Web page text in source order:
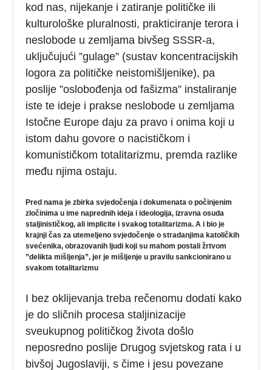
kod nas, nijekanje i zatiranje političke ili
kulturološke pluralnosti, prakticiranje terora i
neslobode u zemljama bivšeg SSSR-a,
uključujući ”gulage” (sustav koncentracijskih
logora za političke neistomišljenike), pa
poslije ”oslobođenja od fašizma” instaliranje
iste te ideje i prakse neslobode u zemljama
Istočne Europe daju za pravo i onima koji u
istom dahu govore o nacističkom i
komunističkom totalitarizmu, premda razlike
među njima ostaju.
Pred nama je zbirka svjedočenja i dokumenata o počinjenim
zločinima u ime naprednih ideja i ideologija, izravna osuda
staljinističkog, ali implicite i svakog totalitarizma. A i bio je
krajnji čas za utemeljeno svjedočenje o stradanjima katoličkih
svećenika, obrazovanih ljudi koji su mahom postali žrtvom
”delikta mišljenja”, jer je mišljenje u pravilu sankcionirano u
svakom totalitarizmu
I bez oklijevanja treba rečenomu dodati kako
je do sličnih procesa staljinizacije
sveukupnog političkog života došlo
neposredno poslije Drugog svjetskog rata i u
bivšoj Jugoslaviji, s čime i jesu povezane